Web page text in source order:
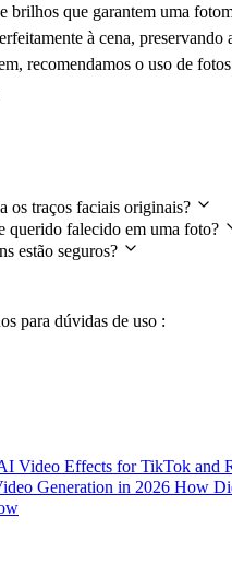
brilhos que garantem uma
à cena,
recomendamos o uso de
os traços faciais originais?
querido falecido em uma foto?
estão seguros?
para dúvidas de uso :
Video Effects for TikTok and
Generation in 2026 How